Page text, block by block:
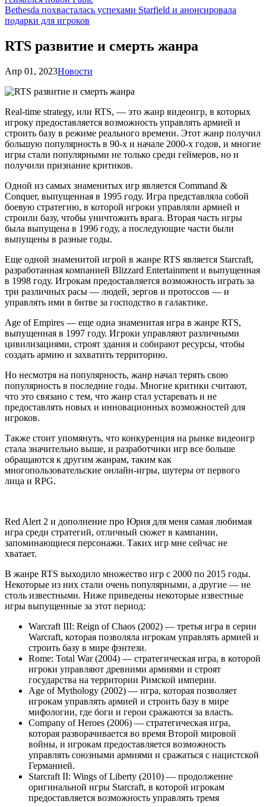
Bethesda похвасталась успехами Starfield и анонсировала
подарки для игроков
RTS развитие и смерть жанра
Апр 01, 2023Новости
Real-time strategy, или RTS, — это жанр видеоигр, в которых
игроку предоставляется возможность управлять армией и
строить базу в режиме реального времени. Этот жанр получил
большую популярность в 90-х и начале 2000-х годов, и многие
игры стали популярными не только среди геймеров, но и
получили признание критиков.
Одной из самых знаменитых игр является Command &
Conquer, выпущенная в 1995 году. Игра представляла собой
боевую стратегию, в которой игроки управляли армией и
строили базу, чтобы уничтожить врага. Вторая часть игры
была выпущена в 1996 году, а последующие части были
выпущены в разные годы.
Еще одной знаменитой игрой в жанре RTS является Starcraft,
разработанная компанией Blizzard Entertainment и выпущенная
в 1998 году. Игрокам предоставляется возможность играть за
три различных расы — людей, зергов и протоссов — и
управлять ими в битве за господство в галактике.
Age of Empires — еще одна знаменитая игра в жанре RTS,
выпущенная в 1997 году. Игроки управляют различными
цивилизациями, строят здания и собирают ресурсы, чтобы
создать армию и захватить территорию.
Но несмотря на популярность, жанр начал терять свою
популярность в последние годы. Многие критики считают,
что это связано с тем, что жанр стал устаревать и не
предоставлять новых и инновационных возможностей для
игроков.
Также стоит упомянуть, что конкуренция на рынке видеоигр
стала значительно выше, и разработчики игр все больше
обращаются к другим жанрам, таким как
многопользовательские онлайн-игры, шутеры от первого
лица и RPG.
Red Alert 2 и дополнение про Юрия для меня самая любимая
игра среди стратегий, отличный сюжет в кампании,
запоминающиеся персонажи. Таких игр мне сейчас не
хватает.
В жанре RTS выходило множество игр с 2000 по 2015 годы.
Некоторые из них стали очень популярными, а другие — не
столь известными. Ниже приведены некоторые известные
игры выпущенные за этот период:
Warcraft III: Reign of Chaos (2002) — третья игра в серии
Warcraft, которая позволяла игрокам управлять армией и
строить базу в мире фэнтези.
Rome: Total War (2004) — стратегическая игра, в которой
игроки управляют древними армиями и строят
государства на территории Римской империи.
Age of Mythology (2002) — игра, которая позволяет
игрокам управлять армией и строить базу в мире
мифологии, где боги и герои сражаются за власть.
Company of Heroes (2006) — стратегическая игра,
которая разворачивается во время Второй мировой
войны, и игрокам предоставляется возможность
управлять союзными армиями и сражаться с нацистской
Германией.
Starcraft II: Wings of Liberty (2010) — продолжение
оригинальной игры Starcraft, в которой игрокам
предоставляется возможность управлять тремя